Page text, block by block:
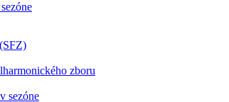
zboru
sezóne